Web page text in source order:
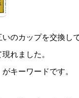
のカップを交換し
れました。
キーワードです。